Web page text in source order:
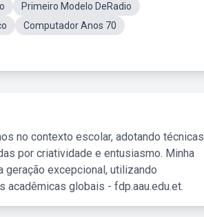
Primeiro Modelo DeRadio
Computador Anos 70
no contexto escolar, adotando técnicas
por criatividade e entusiasmo. Minha
geração excepcional, utilizando
globais - fdp.aau.edu.et.